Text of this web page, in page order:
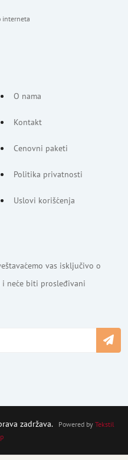
interneta
O nama
Kontakt
Cenovni paketi
Politika privatnosti
Uslovi korišćenja
vas isključivo o
i neće biti prosleđivani
zadržava. Powered by Tekstil